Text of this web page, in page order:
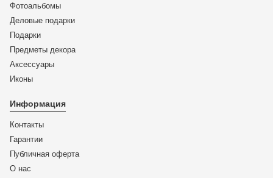
Фотоальбомы
Деловые подарки
Подарки
Предметы декора
Аксессуары
Иконы
Информация
Контакты
Гарантии
Публичная оферта
О нас